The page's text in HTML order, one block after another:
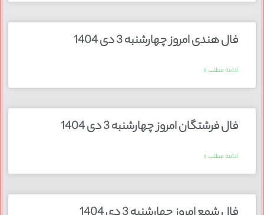
فال هندی امروز چهارشنبه 3 دی 1404
ادامه مطلب »
فال فرشتگان امروز چهارشنبه 3 دی 1404
ادامه مطلب »